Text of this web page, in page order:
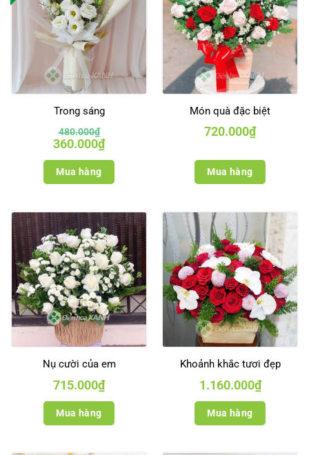
Trong sáng
480.000₫
Giá
gốc
là:
480.000₫.
360.000₫Giá
hiện
tại
Mua hàng
Món quà đặc biệt
720.000₫
Mua hàng
Nụ cười của em
715.000₫
Mua hàng
Khoảnh khắc tươi đẹp
1.160.000₫
Mua hàng